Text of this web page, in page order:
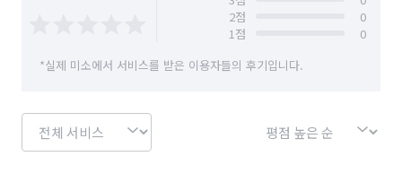
2점
0
1점
0
*실제 미소에서 서비스를 받은 이용자들의 후기입니다.